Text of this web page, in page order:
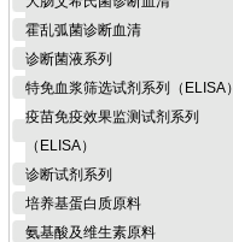
霍乱弧菌诊断血清
诊断菌液系列
特免血浆筛选试剂系列（ELISA）
疫苗免疫效果监测试剂系列
（ELISA）
诊断试剂系列
培养基蛋白质原料
氨基酸及维生素原料